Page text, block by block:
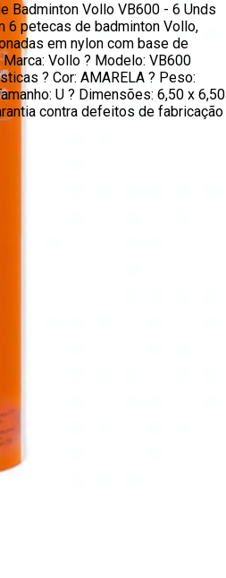
Badminton Vollo VB600 - 6 Unds
6 petecas de badminton Vollo,
em nylon com base de
Marca: Vollo ? Modelo: VB600
? Cor: AMARELA ? Peso:
U ? Dimensões: 6,50 x 6,50
contra defeitos de fabricação